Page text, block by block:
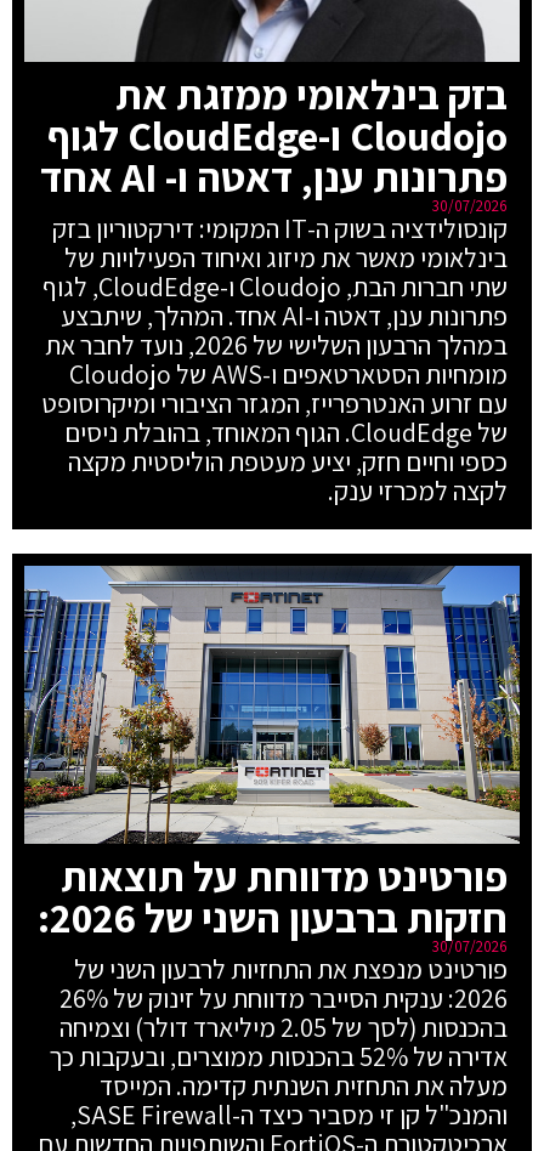
בזק בינלאומי ממזגת את
Cloudojo ו-CloudEdge לגוף
פתרונות ענן, דאטה ו- AI אחד
30/07/2026
קונסולידציה בשוק ה-IT המקומי: דירקטוריון בזק
בינלאומי מאשר את מיזוג ואיחוד הפעילויות של
שתי חברות הבת, Cloudojo ו-CloudEdge, לגוף
פתרונות ענן, דאטה ו-AI אחד. המהלך, שיתבצע
במהלך הרבעון השלישי של 2026, נועד לחבר את
מומחיות הסטארטאפים ו-AWS של Cloudojo
עם זרוע האנטרפרייז, המגזר הציבורי ומיקרוסופט
של CloudEdge. הגוף המאוחד, בהובלת ניסים
כספי וחיים חזק, יציע מעטפת הוליסטית מקצה
לקצה למכרזי ענק.
פורטינט מדווחת על תוצאות
חזקות ברבעון השני של 2026:
30/07/2026
פורטינט מנפצת את התחזיות לרבעון השני של
2026: ענקית הסייבר מדווחת על זינוק של 26%
בהכנסות (לסך של 2.05 מיליארד דולר) וצמיחה
אדירה של 52% בהכנסות ממוצרים, ובעקבות כך
מעלה את התחזית השנתית קדימה. המייסד
והמנכ"ל קן זי מסביר כיצד ה-SASE Firewall,